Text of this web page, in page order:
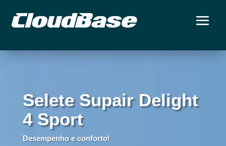
Selete Supair Delight
4 Sport
Desempenho e conforto!